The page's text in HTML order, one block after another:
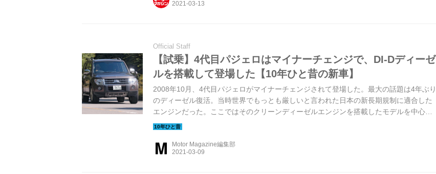
Official Staff
【試乗】4代目パジェロはマイナーチェンジで、DI-Dディーゼ
ルを搭載して登場した【10年ひと昔の新車】
2008年10月、4代目パジェロがマイナーチェンジされて登場した。最大の話題は4年ぶり
のディーゼル復活。当時世界でもっとも厳しいと言われた日本の新長期規制に適合した
エンジンだった。ここではそのクリーンディーゼルエンジンを搭載したモデルを中心
に、河口湖近辺で行われた国内試乗会の模様を振り返ってみよう。（以下の試乗記は、
Motor Magazine編集部